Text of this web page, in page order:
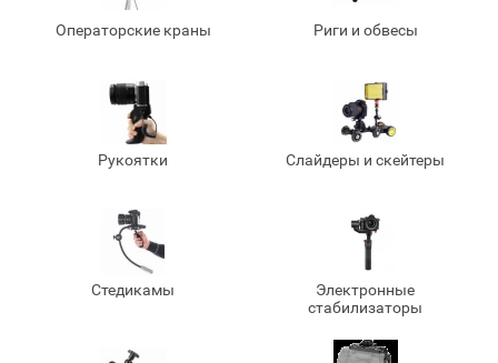
Операторские краны Риги и обвесы
Рукоятки Слайдеры и скейтеры
Стедикамы
Электронные
стабилизаторы